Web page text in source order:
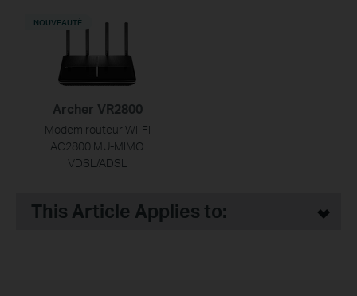
Archer VR2800
Modem routeur Wi-Fi
AC2800 MU-MIMO
VDSL/ADSL
NOUVEAUTÉ
This Article Applies to: